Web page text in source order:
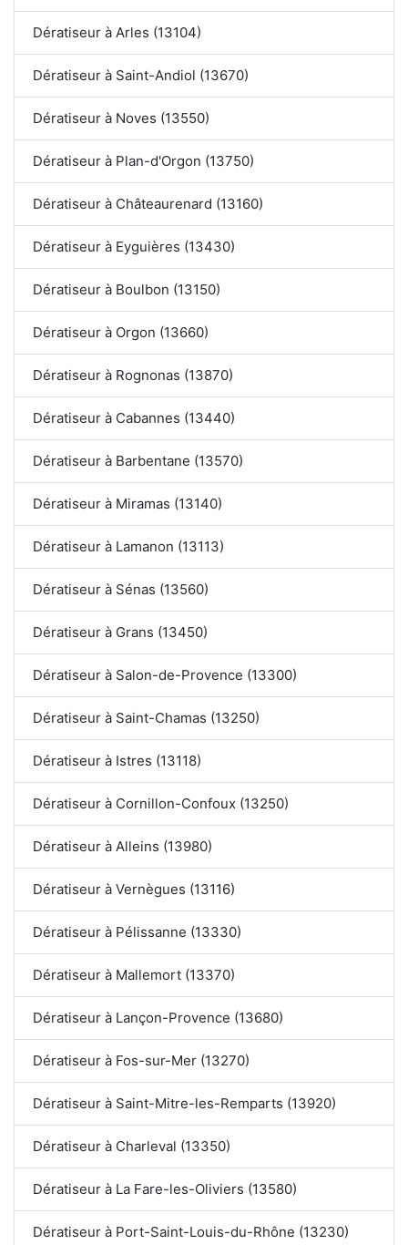
Dératiseur à Arles (13104)
Dératiseur à Saint-Andiol (13670)
Dératiseur à Noves (13550)
Dératiseur à Plan-d'Orgon (13750)
Dératiseur à Châteaurenard (13160)
Dératiseur à Eyguières (13430)
Dératiseur à Boulbon (13150)
Dératiseur à Orgon (13660)
Dératiseur à Rognonas (13870)
Dératiseur à Cabannes (13440)
Dératiseur à Barbentane (13570)
Dératiseur à Miramas (13140)
Dératiseur à Lamanon (13113)
Dératiseur à Sénas (13560)
Dératiseur à Grans (13450)
Dératiseur à Salon-de-Provence (13300)
Dératiseur à Saint-Chamas (13250)
Dératiseur à Istres (13118)
Dératiseur à Cornillon-Confoux (13250)
Dératiseur à Alleins (13980)
Dératiseur à Vernègues (13116)
Dératiseur à Pélissanne (13330)
Dératiseur à Mallemort (13370)
Dératiseur à Lançon-Provence (13680)
Dératiseur à Fos-sur-Mer (13270)
Dératiseur à Saint-Mitre-les-Remparts (13920)
Dératiseur à Charleval (13350)
Dératiseur à La Fare-les-Oliviers (13580)
Dératiseur à Port-Saint-Louis-du-Rhône (13230)